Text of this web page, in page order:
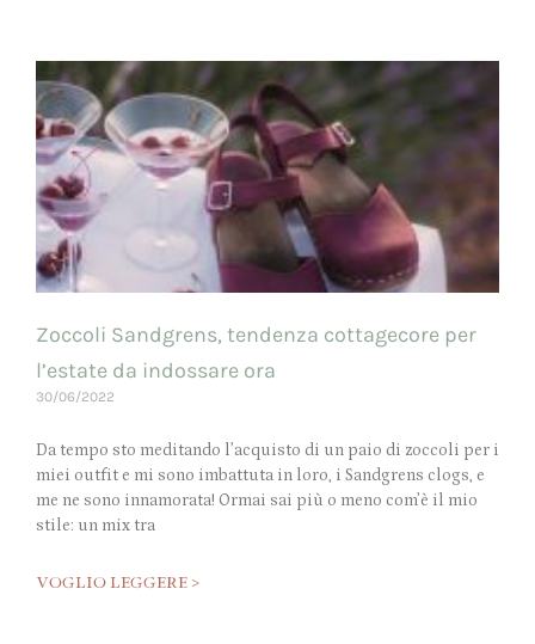
Zoccoli Sandgrens, tendenza cottagecore per
l’estate da indossare ora
30/06/2022
Da tempo sto meditando l’acquisto di un paio di zoccoli per i
miei outfit e mi sono imbattuta in loro, i Sandgrens clogs, e
me ne sono innamorata! Ormai sai più o meno com’è il mio
stile: un mix tra
VOGLIO LEGGERE >